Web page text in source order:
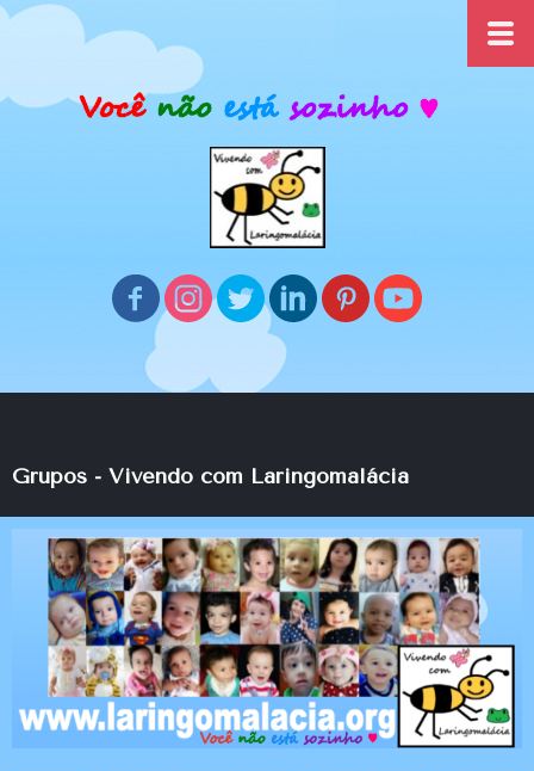
Grupos - Vivendo com Laringomalácia